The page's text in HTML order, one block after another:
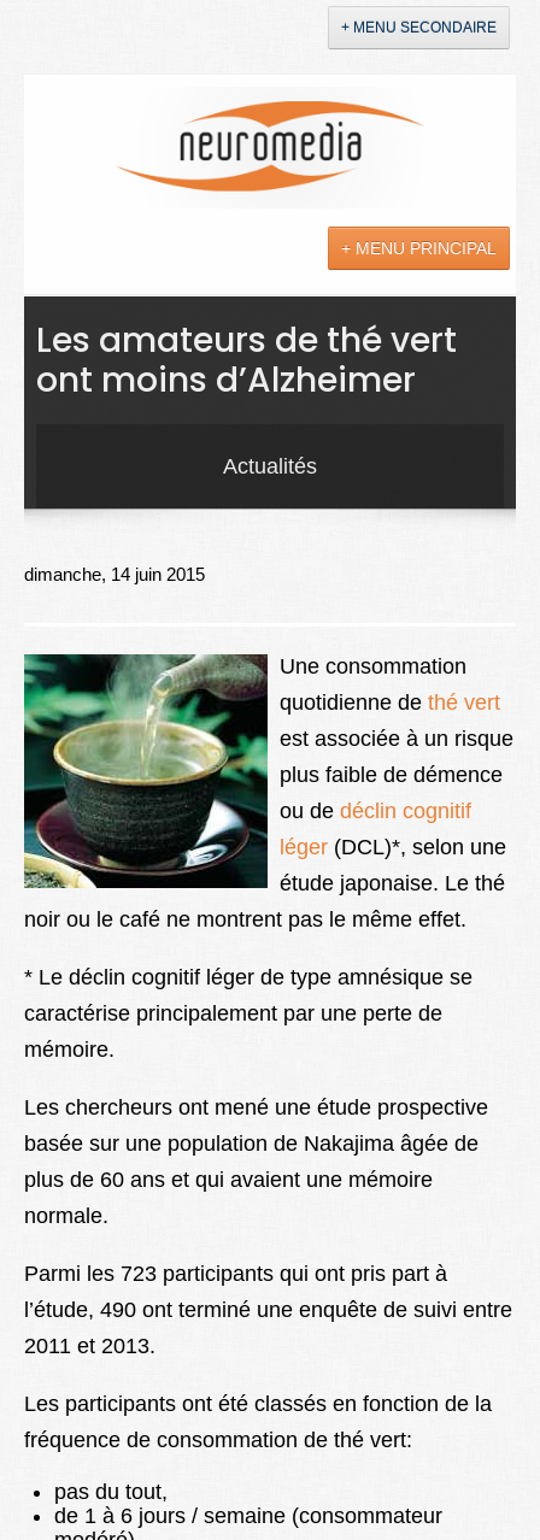
+ MENU SECONDAIRE
+ MENU PRINCIPAL
Actualités
Sciences
Droit
Lexique
Les amateurs de thé vert
ont moins d’Alzheimer
Actualités
dimanche, 14 juin 2015
Une consommation
quotidienne de thé vert
est associée à un risque
plus faible de démence
ou de déclin cognitif
léger (DCL)*, selon une
étude japonaise. Le thé
noir ou le café ne montrent pas le même effet.
* Le déclin cognitif léger de type amnésique se
caractérise principalement par une perte de
mémoire.
Les chercheurs ont mené une étude prospective
basée sur une population de Nakajima âgée de
plus de 60 ans et qui avaient une mémoire
normale.
Parmi les 723 participants qui ont pris part à
l’étude, 490 ont terminé une enquête de suivi entre
2011 et 2013.
Les participants ont été classés en fonction de la
fréquence de consommation de thé vert:
pas du tout,
de 1 à 6 jours / semaine (consommateur